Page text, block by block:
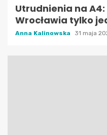
Utrudnienia na
Wrocławia tylko
Anna Kalinowska 31 maja